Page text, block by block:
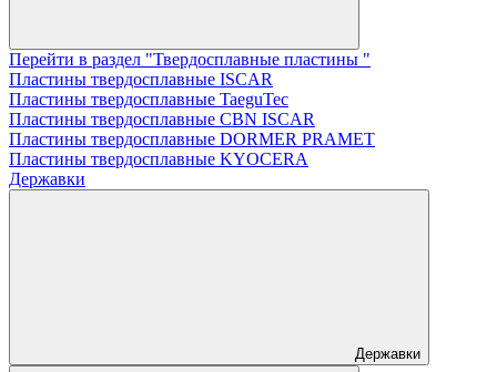
Перейти в раздел "Твердосплавные пластины "
Пластины твердосплавные ISCAR
Пластины твердосплавные TaeguTec
Пластины твердосплавные CBN ISCAR
Пластины твердосплавные DORMER PRAMET
Пластины твердосплавные KYOCERA
Державки
Державки